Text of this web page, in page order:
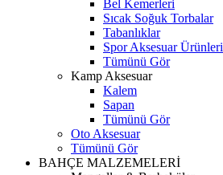
Bel Kemerleri
Sıcak Soğuk Torbalar
Tabanlıklar
Spor Aksesuar Ürünleri
Tümünü Gör
Kamp Aksesuar
Kalem
Sapan
Tümünü Gör
Oto Aksesuar
Tümünü Gör
BAHÇE MALZEMELERİ